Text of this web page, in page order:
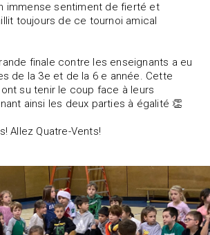
immense sentiment de fierté et
toujours de ce tournoi amical
finale contre les enseignants a eu
de la 3e et de la 6 e année. Cette
su tenir le coup face à leurs
ainsi les deux parties à égalité 👏
Allez Quatre-Vents!